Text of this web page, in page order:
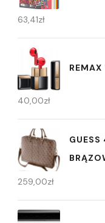
63,41zł
40,00zł
259,00zł